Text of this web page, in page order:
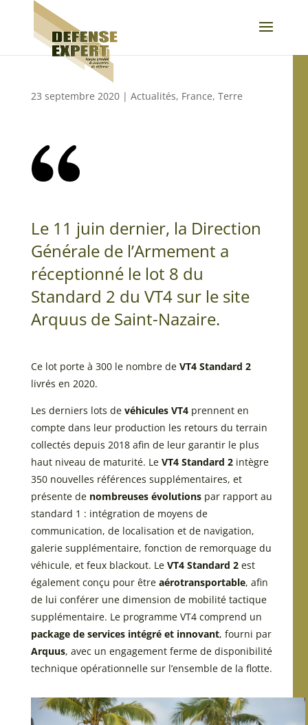
23 septembre 2020| Actualités, France, Terre
Le 11 juin dernier, la Direction
Générale de l’Armement a
réceptionné le lot 8 du
Standard 2 du VT4 sur le site
Arquus de Saint-Nazaire.
Ce lot porte à 300 le nombre de VT4 Standard 2
livrés en 2020.
Les derniers lots de véhicules VT4prennent en
compte dans leur production les retours du terrain
collectés depuis 2018 afin de leur garantir le plus
haut niveau de maturité. Le VT4 Standard 2intègre
350 nouvelles références supplémentaires, et
présente de nombreuses évolutionspar rapport au
standard 1 : intégration de moyens de
communication, de localisation et de navigation,
galerie supplémentaire, fonction de remorquage du
véhicule, et feux blackout. Le VT4 Standard 2est
également conçu pour être aérotransportable, afin
de lui conférer une dimension de mobilité tactique
supplémentaire. Le programme VT4 comprend un
package de services intégré et innovant, fourni par
Arquus, avec un engagement ferme de disponibilité
technique opérationnelle sur l’ensemble de la flotte.